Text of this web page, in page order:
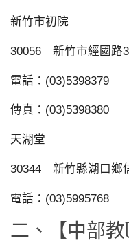
新竹市初院
30056 新竹市經國路
電話：(03)5398379
傳真：(03)5398380
天湖堂
30344 新竹縣湖口鄉
電話：(03)5995768
二、【中部教